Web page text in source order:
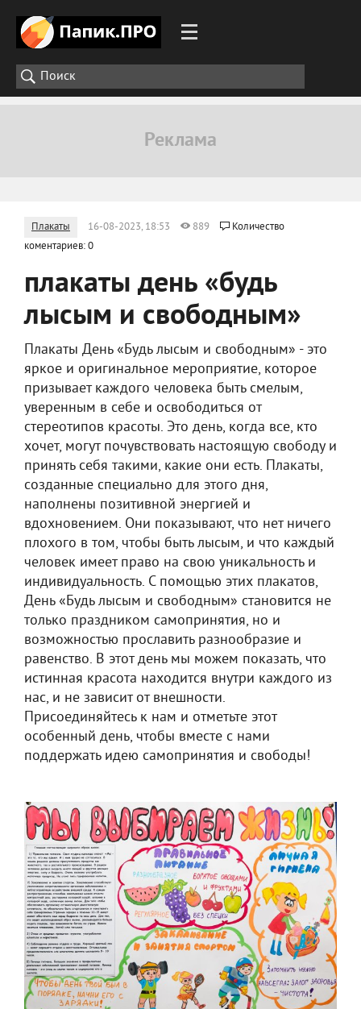
Плакаты 16-08-2023, 18:53 889
Количество
коментариев: 0
плакаты день «будь
лысым и свободным»
Плакаты День «Будь лысым и свободным» - это
яркое и оригинальное мероприятие, которое
призывает каждого человека быть смелым,
уверенным в себе и освободиться от
стереотипов красоты. Это день, когда все, кто
хочет, могут почувствовать настоящую свободу и
принять себя такими, какие они есть. Плакаты,
созданные специально для этого дня,
наполнены позитивной энергией и
вдохновением. Они показывают, что нет ничего
плохого в том, чтобы быть лысым, и что каждый
человек имеет право на свою уникальность и
индивидуальность. С помощью этих плакатов,
День «Будь лысым и свободным» становится не
только праздником самопринятия, но и
возможностью прославить разнообразие и
равенство. В этот день мы можем показать, что
истинная красота находится внутри каждого из
нас, и не зависит от внешности.
Присоединяйтесь к нам и отметьте этот
особенный день, чтобы вместе с нами
поддержать идею самопринятия и свободы!